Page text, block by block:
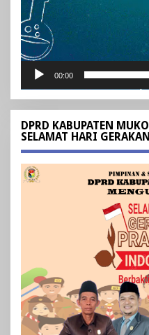
00:00
DPRD KABUPATEN
SELAMAT HARI